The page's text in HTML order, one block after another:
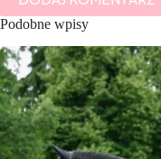
Podobne wpisy